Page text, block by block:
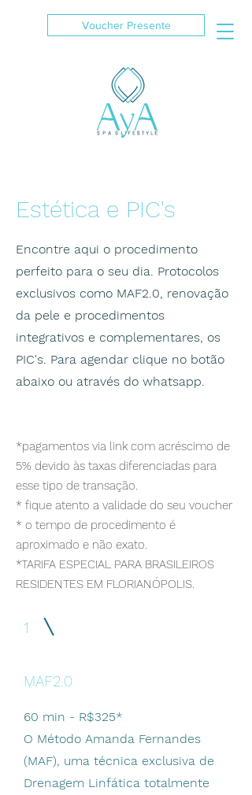
Voucher Presente
Estética e PIC's
Encontre aqui o procedimento
perfeito para o seu dia. Protocolos
exclusivos como MAF2.0, renovação
da pele e procedimentos
integrativos e complementares, os
PIC's. Para agendar clique no botão
abaixo ou através do whatsapp.
*pagamentos via link com acréscimo de
5% devido às taxas diferenciadas para
esse tipo de transação.
* fique atento a validade do seu voucher
* o tempo de procedimento é
aproximado e não exato.
*TARIFA ESPECIAL PARA BRASILEIROS
RESIDENTES EM FLORIANÓPOLIS.
1
MAF2.0
60 min - R$325*
O Método Amanda Fernandes
(MAF), uma técnica exclusiva de
Drenagem Linfática totalmente